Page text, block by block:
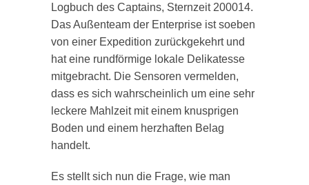
Logbuch des Captains, Sternzeit 200014.
Das Außenteam der Enterprise ist soeben
von einer Expedition zurückgekehrt und
hat eine rundförmige lokale Delikatesse
mitgebracht. Die Sensoren vermelden,
dass es sich wahrscheinlich um eine sehr
leckere Mahlzeit mit einem knusprigen
Boden und einem herzhaften Belag
handelt.
Es stellt sich nun die Frage, wie man